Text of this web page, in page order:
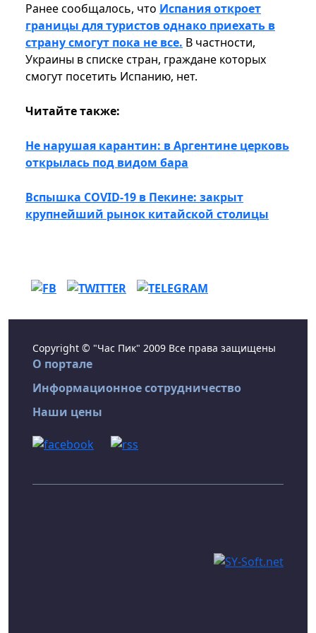
Ранее сообщалось, что Испания откроет
границы для туристов однако приехать в
страну смогут пока не все. В частности,
Украины в списке стран, граждане которых
смогут посетить Испанию, нет.
Читайте также:
Не нарушая карантин: в Аргентине церковь
открылась под видом бара
Вспышка СOVID-19 в Пекине: закрыт
крупнейший рынок китайской столицы
Copyright © "Час Пик" 2009 Все права защищены
О портале
Информационное сотрудничество
Наши цены